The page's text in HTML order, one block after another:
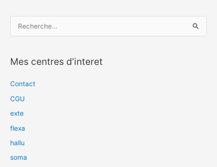
h
e
e
r
Mes centres d’interet
Contact
CGU
exte
flexa
hallu
soma